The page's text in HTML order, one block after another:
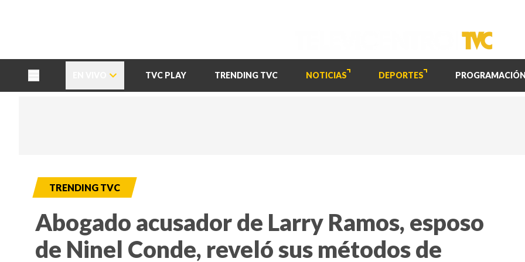
TVC PLAY TRENDING TVC NOTICIAS DEPORTES PROGRAMACIÓN
TRENDING TVC
Abogado acusador de Larry Ramos, esposo
de Ninel Conde, reveló sus métodos de